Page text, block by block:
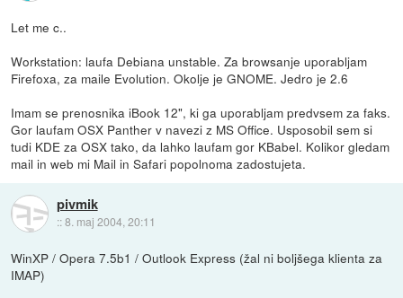
Let me c..
Workstation: laufa Debiana unstable. Za browsanje uporabljam
Firefoxa, za maile Evolution. Okolje je GNOME. Jedro je 2.6
Imam se prenosnika iBook 12", ki ga uporabljam predvsem za faks.
Gor laufam OSX Panther v navezi z MS Office. Usposobil sem si
tudi KDE za OSX tako, da lahko laufam gor KBabel. Kolikor gledam
mail in web mi Mail in Safari popolnoma zadostujeta.
pivmik
::8. maj 2004, 20:11
WinXP / Opera 7.5b1 / Outlook Express (žal ni boljšega klienta za
IMAP)